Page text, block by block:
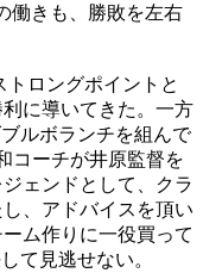
働きも、勝敗を左右
ロングポイントと
に導いてきた。一方
ルボランチを組んで
コーチが井原監督を
ェンドとして、クラ
、アドバイスを頂い
ム作りに一役買って
て見逃せない。